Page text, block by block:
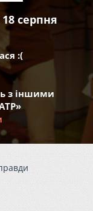
серпня
:(
з іншими